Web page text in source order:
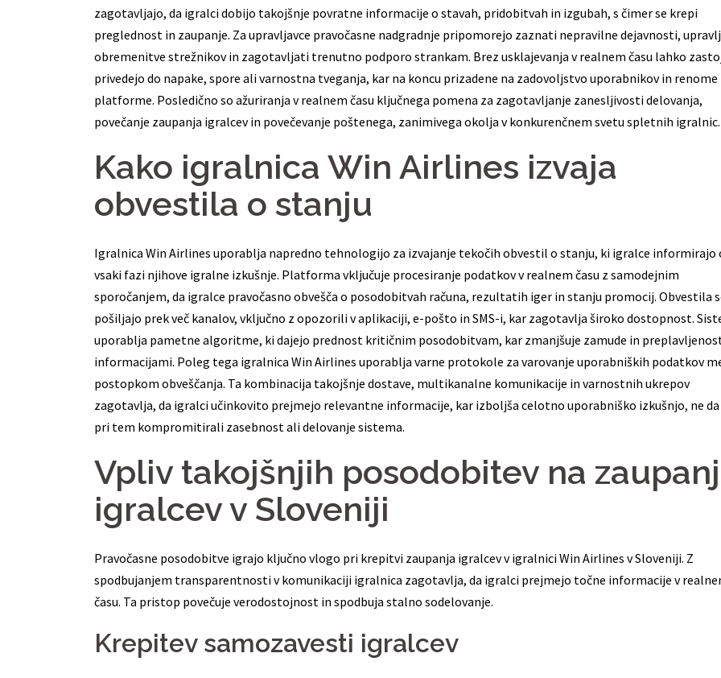
zagotavljajo, da igralci dobijo takojšnje povratne informacije o stavah, pridobitvah in izgubah, s čimer se krepi
preglednost in zaupanje. Za upravljavce pravočasne nadgradnje pripomorejo zaznati nepravilne dejavnosti,
obremenitve strežnikov in zagotavljati trenutno podporo strankam. Brez usklajevanja v realnem času lahko
privedejo do napake, spore ali varnostna tveganja, kar na koncu prizadene na zadovoljstvo uporabnikov in renome
platforme. Posledično so ažuriranja v realnem času ključnega pomena za zagotavljanje zanesljivosti delovanja,
povečanje zaupanja igralcev in povečevanje poštenega, zanimivega okolja v konkurenčnem svetu spletnih igralnic.
Kako igralnica Win Airlines izvaja
obvestila o stanju
Igralnica Win Airlines uporablja napredno tehnologijo za izvajanje tekočih obvestil o stanju, ki igralce informirajo
vsaki fazi njihove igralne izkušnje. Platforma vključuje procesiranje podatkov v realnem času z samodejnim
sporočanjem, da igralce pravočasno obvešča o posodobitvah računa, rezultatih iger in stanju promocij. Obvestila
pošiljajo prek več kanalov, vključno z opozorili v aplikaciji, e-pošto in SMS-i, kar zagotavlja široko dostopnost.
uporablja pametne algoritme, ki dajejo prednost kritičnim posodobitvam, kar zmanjšuje zamude in
informacijami. Poleg tega igralnica Win Airlines uporablja varne protokole za varovanje uporabniških podatkov
postopkom obveščanja. Ta kombinacija takojšnje dostave, multikanalne komunikacije in varnostnih ukrepov
zagotavlja, da igralci učinkovito prejmejo relevantne informacije, kar izboljša celotno uporabniško izkušnjo, ne
pri tem kompromitirali zasebnost ali delovanje sistema.
Vpliv takojšnjih posodobitev na
igralcev v Sloveniji
Pravočasne posodobitve igrajo ključno vlogo pri krepitvi zaupanja igralcev v igralnici Win Airlines v Sloveniji. Z
spodbujanjem transparentnosti v komunikaciji igralnica zagotavlja, da igralci prejmejo točne informacije v
času. Ta pristop povečuje verodostojnost in spodbuja stalno sodelovanje.
Krepitev samozavesti igralcev